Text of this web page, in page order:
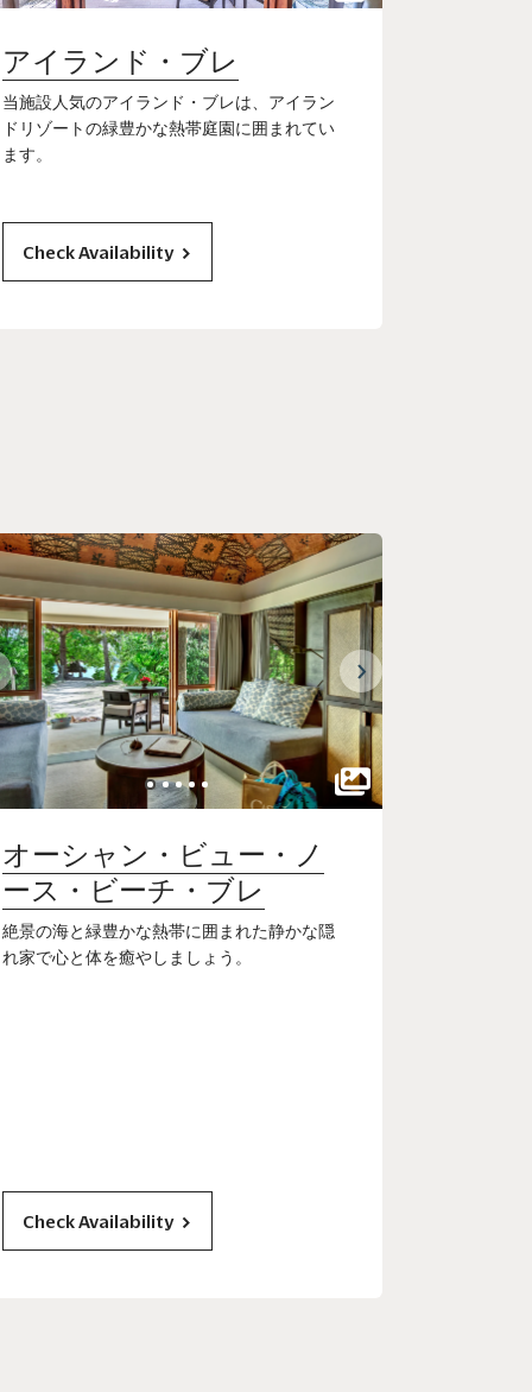
アイランド・ブレ
当施設人気のアイランド・ブレは、アイラン
ドリゾートの緑豊かな熱帯庭園に囲まれてい
ます。
Check Availability
オーシャン・ビュー・ノ
ース・ビーチ・ブレ
絶景の海と緑豊かな熱帯に囲まれた静かな隠
れ家で心と体を癒やしましょう。
Check Availability